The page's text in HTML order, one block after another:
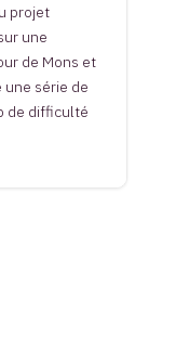
projet
une
de Mons et
une série de
de difficulté